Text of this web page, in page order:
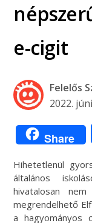
e-cigit
Felelős
2022.
Share
Hihetetlenül
általános
hivatalosan
megrendelhető
a hagyományos